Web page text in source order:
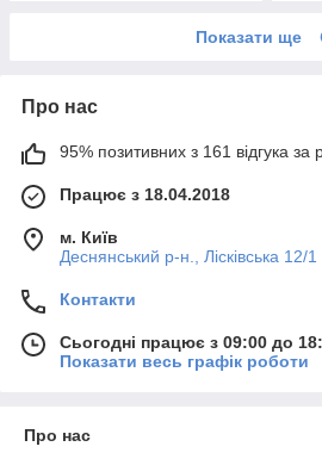
Показати ще
Про нас
95% позитивних з 161 відгука за
Працює з 18.04.2018
м. Київ
Деснянський р-н., Лісківська 12/1
Контакти
Сьогодні працює з 09:00 до
Показати весь графік роботи
Про нас